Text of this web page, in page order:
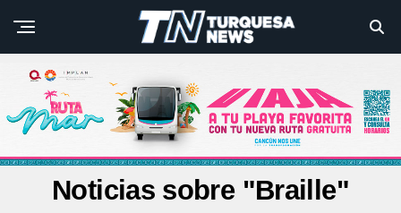
Noticias sobre "Braille"